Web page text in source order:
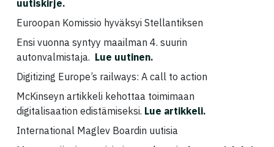
uutiskirje.
Euroopan Komissio hyväksyi Stellantiksen
Ensi vuonna syntyy maailman 4. suurin
autonvalmistaja. Lue uutinen.
Digitizing Europe’s railways: A call to action
McKinseyn artikkeli kehottaa toimimaan
digitalisaation edistämiseksi. Lue artikkeli.
International Maglev Boardin uutisia